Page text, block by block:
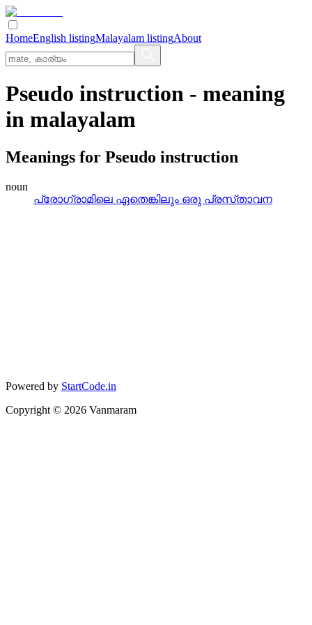
HomeEnglish listingMalayalam listingAbout
Pseudo instruction - meaning
in malayalam
Meanings for Pseudo instruction
noun
പ്രോഗ്രാമിലെ ഏതെങ്കിലും ഒരു പ്രസ്‌താവന
Powered by StartCode.in
Copyright © 2026 Vanmaram